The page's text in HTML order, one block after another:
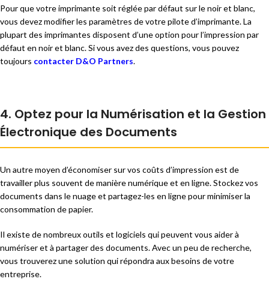
Pour que votre imprimante soit réglée par défaut sur le noir et blanc,
vous devez modifier les paramètres de votre pilote d’imprimante. La
plupart des imprimantes disposent d’une option pour l’impression par
défaut en noir et blanc. Si vous avez des questions, vous pouvez
toujours contacter D&O Partners.
4. Optez pour la Numérisation et la Gestion
Électronique des Documents
Un autre moyen d’économiser sur vos coûts d’impression est de
travailler plus souvent de manière numérique et en ligne. Stockez vos
documents dans le nuage et partagez-les en ligne pour minimiser la
consommation de papier.
Il existe de nombreux outils et logiciels qui peuvent vous aider à
numériser et à partager des documents. Avec un peu de recherche,
vous trouverez une solution qui répondra aux besoins de votre
entreprise.